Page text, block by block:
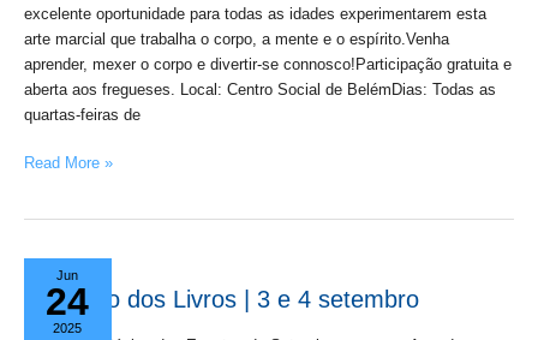
excelente oportunidade para todas as idades experimentarem esta
arte marcial que trabalha o corpo, a mente e o espírito.Venha
aprender, mexer o corpo e divertir-se connosco!Participação gratuita e
aberta aos fregueses. Local: Centro Social de BelémDias: Todas as
quartas-feiras de
Belém.
Read More »
Jun
24
2025
O Futuro dos Livros | 3 e 4 setembro
Futuro
dos